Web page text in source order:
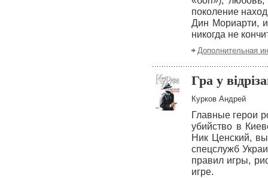
поколение
Дин Мориарти, и
никогда не
Дополнительная
Гра у
Курков Андрей
Главные герои
убийство в
Ник Ценский,
спецслужб
правил игры,
игре.